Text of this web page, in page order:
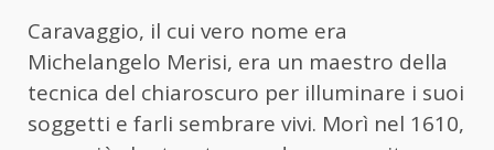
Caravaggio, il cui vero nome era
Michelangelo Merisi, era un maestro della
tecnica del chiaroscuro per illuminare i suoi
soggetti e farli sembrare vivi. Morì nel 1610,